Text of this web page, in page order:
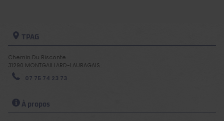
TPAG
Chemin Du Bisconte
31290 MONTGAILLARD-LAURAGAIS
07 75 74 23 73
À propos